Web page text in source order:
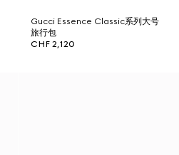
Gucci Essence Classic系列大号
旅行包
CHF 2,120